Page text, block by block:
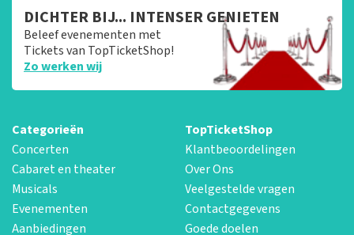
DICHTER BIJ... INTENSER GENIETEN
Beleef evenementen met
Tickets van TopTicketShop!
Zo werken wij
Categorieën
Concerten
Cabaret en theater
Musicals
Evenementen
Aanbiedingen
TopTicketShop
Klantbeoordelingen
Over Ons
Veelgestelde vragen
Contactgegevens
Goede doelen